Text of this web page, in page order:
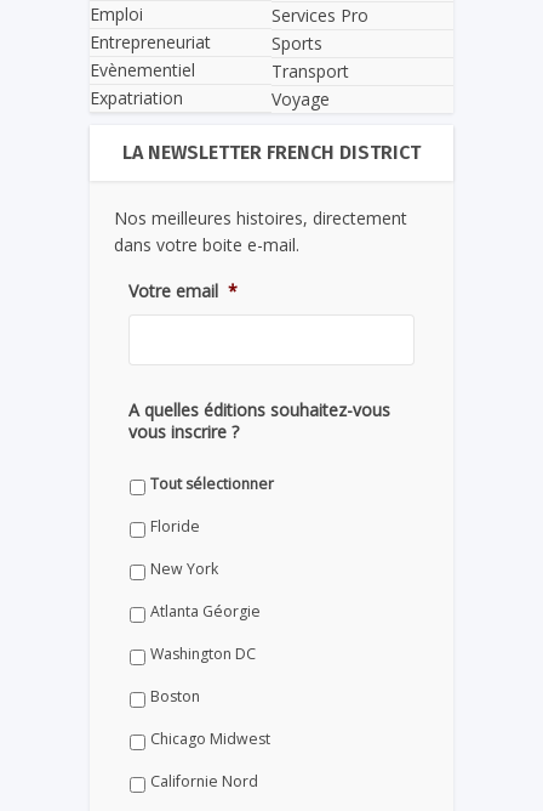
Emploi
Entrepreneuriat
Evènementiel
Expatriation
Services Pro
Sports
Transport
Voyage
LA NEWSLETTER FRENCH DISTRICT
Nos meilleures histoires, directement
dans votre boite e-mail.
Votre email *
A quelles éditions souhaitez-vous
vous inscrire ?
Tout sélectionner
Floride
New York
Atlanta Géorgie
Washington DC
Boston
Chicago Midwest
Californie Nord